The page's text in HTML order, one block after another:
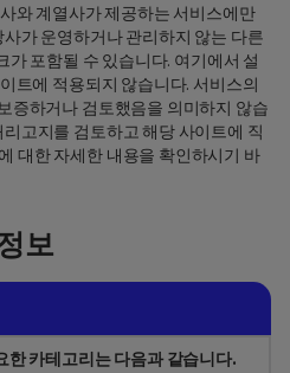
와 계열사가 제공하는 서비스에만
가 운영하거나 관리하지 않는 다른
포함될 수 있습니다. 여기에서 설
트에 적용되지 않습니다. 서비스의
증하거나 검토했음을 의미하지 않습
고지를 검토하고 해당 사이트에 직
대한 자세한 내용을 확인하시기 바
보
한 카테고리는 다음과 같습니다.